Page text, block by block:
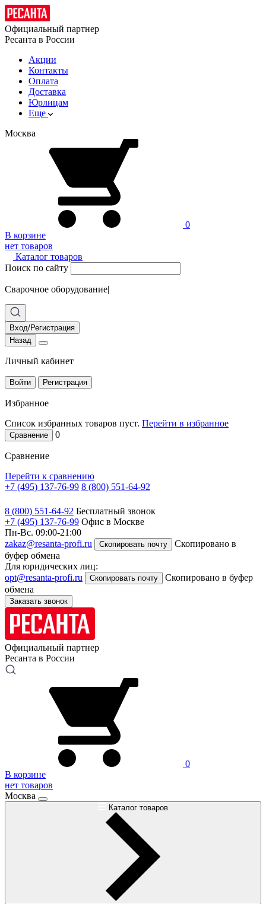
Официальный партнер
Ресанта в России
Акции
Контакты
Оплата
Доставка
Юрлицам
Еще
Москва
0
В корзине
нет товаров
Каталог товаров
Поиск по сайту
Сварочное оборудование|
Вход/Регистрация
Назад
Личный кабинет
Войти Регистрация
Избранное
Список избранных товаров пуст. Перейти в избранное
Сравнение 0
Сравнение
Перейти к сравнению
+7 (495) 137-76-99 8 (800) 551-64-92
8 (800) 551-64-92 Бесплатный звонок
+7 (495) 137-76-99 Офис в Москве
Пн-Вс. 09:00-21:00
zakaz@resanta-profi.ru
Скопировать почту
Скопировано в
буфер обмена
Для юридических лиц:
opt@resanta-profi.ru
Скопировать почту
Скопировано в буфер
обмена
Заказать звонок
Официальный партнер
Ресанта в России
0
В корзине
нет товаров
Москва
Каталог товаров